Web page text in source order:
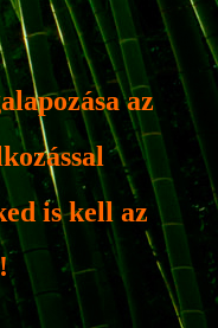
az
is kell az